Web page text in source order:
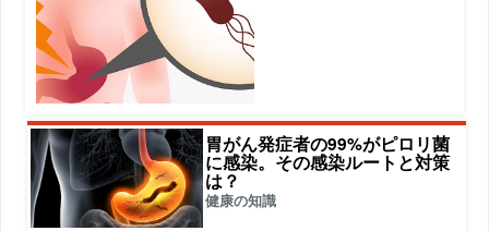
胃がん発症者の99%がピロリ菌
に感染。その感染ルートと対策
は？
健康の知識